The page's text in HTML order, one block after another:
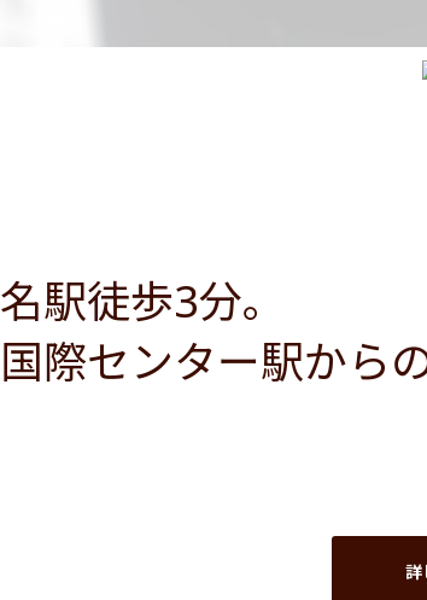
名駅徒歩3分。
国際センター駅から
詳